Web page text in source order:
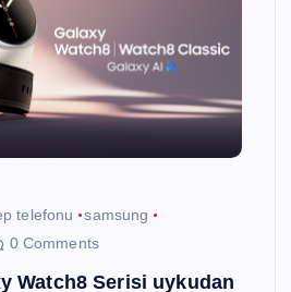
telefonu
samsung
0 Comments
Watch8 Serisi uykudan